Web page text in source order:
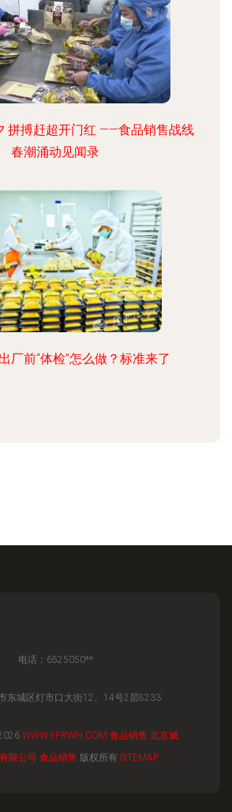
拼搏赶超开门红 ——食品销售战线
春潮涌动见闻录
厂前“体检”怎么做？标准来了
电话：6525050**
东城区灯市口大街12、14号2层8233
WWW.YFRWH.COM 食品销售 北京威
限公司 食品销售 版权所有 SITEMAP